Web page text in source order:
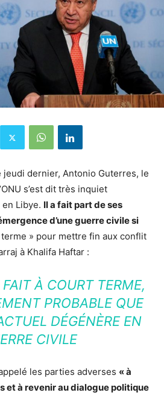
dernier, Antonio Guterres, le
s’est dit très inquiet
Libye. Il a fait part de ses
d’une guerre civile si
» pour mettre fin aux conflit
à Khalifa Haftar :
FAIT À COURT TERME,
PROBABLE QUE
DÉGÉNÈRE EN
CIVILE
les parties adverses « à
et à revenir au dialogue politique